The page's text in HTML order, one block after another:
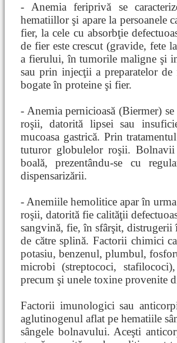
- Anemia feriprivă se
hematiillor şi apare la persoanele
fier, la cele cu absorbţie
de fier este crescut (gravide, fete
a fierului, în tumorile maligne şi
sau prin injecţii a preparatelor
bogate în proteine şi fier.
- Anemia pernicioasă (Biermer)
roşii, datorită lipsei sau
mucoasa gastrică. Prin
tuturor globulelor roşii. Bolnavii
boală, prezentându-se cu
dispensarizării.
- Anemiile hemolitice apar în
roşii, datorită fie calităţii
sangvină, fie, în sfârşit,
de către splină. Factorii chimici
potasiu, benzenul, plumbul,
microbi (streptococi,
precum şi unele toxine provenite
Factorii imunologici sau
aglutinogenul aflat pe hematiile
sângele bolnavului. Aceşti